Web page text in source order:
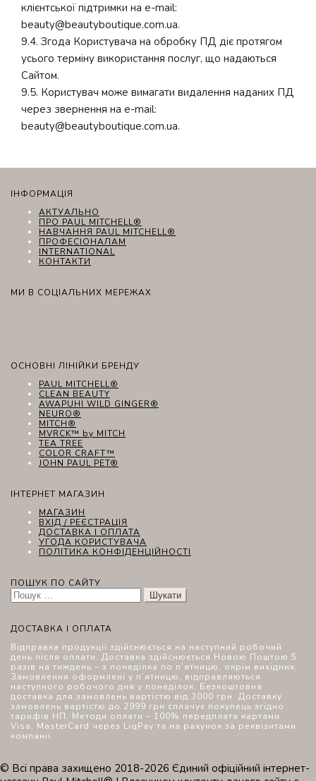
клієнтської підтримки на e-mail:
beauty@beautyboutique.com.ua.
9.4. Згода Користувача на обробку ПД діє протягом
усього терміну використання послуг, що надаються
Сайтом.
9.5. Користувач може вимагати видалення наданих ПД
через звернення на e-mail:
beauty@beautyboutique.com.ua.
ІНФОРМАЦІЯ
АКТУАЛЬНО
ПРО PAUL MITCHELL®
НАВЧАННЯ PAUL MITCHELL®
ПРОФЕСІОНАЛАМ
INTERNATIONAL
КОНТАКТИ
МИ В СОЦІАЛЬНИХ МЕРЕЖАХ
ОСНОВНІ ЛІНІЙКИ БРЕНДУ
PAUL MITCHELL®
CLEAN BEAUTY
AWAPUHI WILD GINGER®
NEURO®
MITCH®
MVRCK™ by MITCH
TEA TREE
COLOR CRAFT™
JOHN PAUL PET®
ІНТЕРНЕТ МАГАЗИН
МАГАЗИН
ВХІД / РЕЄСТРАЦІЯ
ДОСТАВКА І ОПЛАТА
УГОДА КОРИСТУВАЧА
ПОЛІТИКА КОНФІДЕНЦІЙНОСТІ
ПОШУК ПО САЙТУ
Пошук:
ДОСТАВКА І ОПЛАТА
Відправка продукції здійснюється на наступний робочий
день після оплати. Доставка здійснюється Новою Поштою 5
разів на тиждень – з понеділка по п’ятницю, окрім вихідних.
Замовлення оформлені у п’ятницю, відправляються
наступного робочого дня у понеділок. Безкоштовна
доставка для замовлень вартістю від 3000 грн. Доставку
замовлень вартістю до 2999 грн сплачує покупець згідно
тарифів НП. Методи оплати – 100% передплата картами
Visa, MasterCard через LiqPay та на рахунок за реквізитами
компанії.
© Всі права захищено 2018-2026 Єдиний офіційний інтернет-